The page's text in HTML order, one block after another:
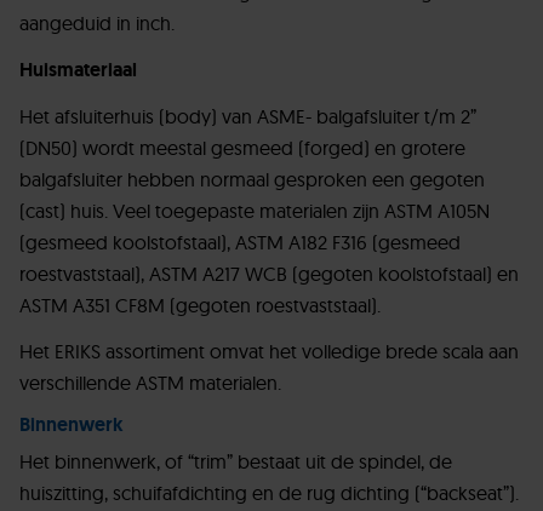
aangeduid in inch.
Huismateriaal
Het afsluiterhuis (body) van ASME- balgafsluiter t/m 2”
(DN50) wordt meestal gesmeed (forged) en grotere
balgafsluiter hebben normaal gesproken een gegoten
(cast) huis. Veel toegepaste materialen zijn ASTM A105N
(gesmeed koolstofstaal), ASTM A182 F316 (gesmeed
roestvaststaal), ASTM A217 WCB (gegoten koolstofstaal) en
ASTM A351 CF8M (gegoten roestvaststaal).
Het ERIKS assortiment omvat het volledige brede scala aan
verschillende ASTM materialen.
Binnenwerk
Het binnenwerk, of “trim” bestaat uit de spindel, de
huiszitting, schuifafdichting en de rug dichting (“backseat”).